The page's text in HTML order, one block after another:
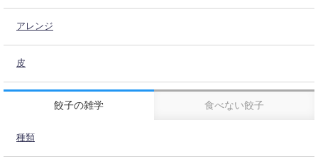
アレンジ
皮
餃子の雑学 食べない餃子
種類